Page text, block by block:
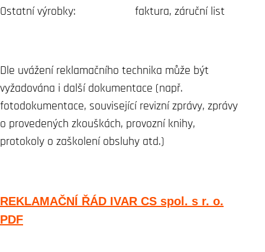
Ostatní výrobky: faktura, záruční list
Dle uvážení reklamačního technika může být
vyžadována i další dokumentace (např.
fotodokumentace, související revizní zprávy, zprávy
o provedených zkouškách, provozní knihy,
protokoly o zaškolení obsluhy atd.)
REKLAMAČNÍ ŘÁD IVAR CS spol. s r. o.
PDF